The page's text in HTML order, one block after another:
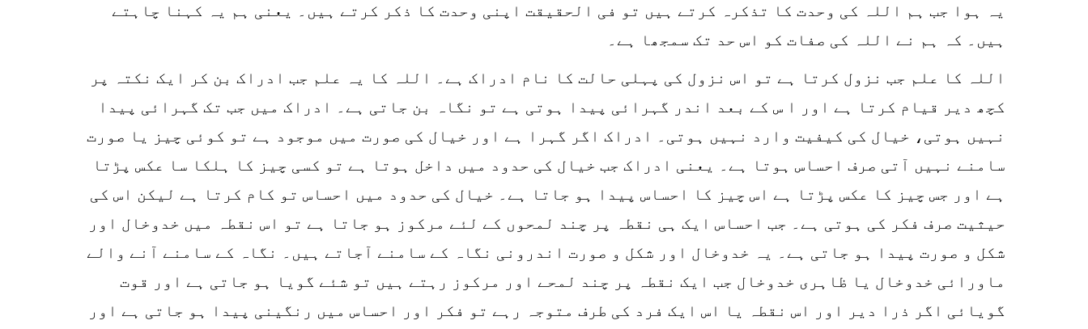
یہ ہوا جب ہم اللہ کی وحدت کا تذکرہ کرتے ہیں تو فی الحقیقت اپنی وحدت کا ذکر کرتے ہیں۔ یعنی ہم یہ کہنا چاہتے
ہیں۔ کہ ہم نے اللہ کی صفات کو اس حد تک سمجھا ہے۔
اللہ کا علم جب نزول کرتا ہے تو اس نزول کی پہلی حالت کا نام ادراک ہے۔ اللہ کا یہ علم جب ادراک بن کر ایک نکتہ پر
کچھ دیر قیام کرتا ہے اور ا س کے بعد اندر گہرائی پیدا ہوتی ہے تو نگاہ بن جاتی ہے۔ ادراک میں جب تک گہرائی پیدا
نہیں ہوتی، خیال کی کیفیت وارد نہیں ہوتی۔ ادراک اگر گہرا ہے اور خیال کی صورت میں موجود ہے تو کوئی چیز یا صورت
سامنے نہیں آتی صرف احساس ہوتا ہے۔ یعنی ادراک جب خیال کی حدود میں داخل ہوتا ہے تو کسی چیز کا ہلکا سا عکس پڑتا
ہے اور جس چیز کا عکس پڑتا ہے اس چیز کا احساس پیدا ہو جاتا ہے۔ خیال کی حدود میں احساس تو کام کرتا ہے لیکن اس کی
حیثیت صرف فکر کی ہوتی ہے۔ جب احساس ایک ہی نقطہ پر چند لمحوں کے لئے مرکوز ہو جاتا ہے تو اس نقطہ میں خدوخال اور
شکل و صورت پیدا ہو جاتی ہے۔ یہ خدوخال اور شکل و صورت اندرونی نگاہ کے سامنے آجاتے ہیں۔ نگاہ کے سامنے آنے والے
ماورائی خدوخال یا ظاہری خدوخال جب ایک نقطہ پر چند لمحے اور مرکوز رہتے ہیں تو شئے گویا ہو جاتی ہے اور قوت
گویائی اگر ذرا دیر اور اس نقطہ یا اس ایک فرد کی طرف متوجہ رہے تو فکر اور احساس میں رنگینی پیدا ہو جاتی ہے اور